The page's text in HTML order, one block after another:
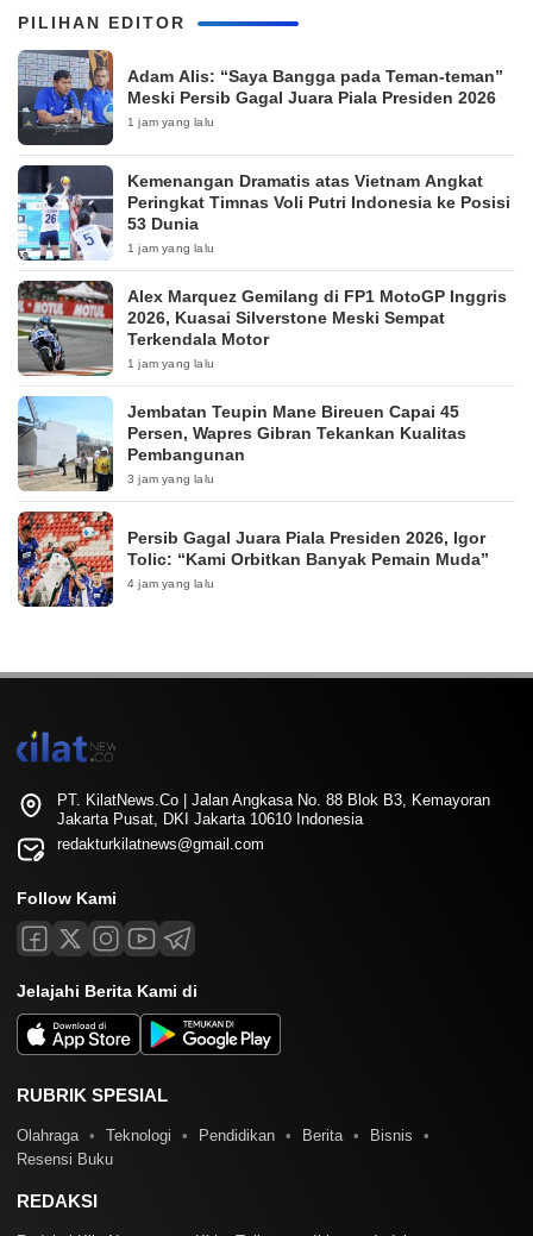
PILIHAN EDITOR
Adam Alis: “Saya Bangga pada Teman-teman”
Meski Persib Gagal Juara Piala Presiden 2026
1 jam yang lalu
Kemenangan Dramatis atas Vietnam Angkat
Peringkat Timnas Voli Putri Indonesia ke Posisi
53 Dunia
1 jam yang lalu
Alex Marquez Gemilang di FP1 MotoGP Inggris
2026, Kuasai Silverstone Meski Sempat
Terkendala Motor
1 jam yang lalu
Jembatan Teupin Mane Bireuen Capai 45
Persen, Wapres Gibran Tekankan Kualitas
Pembangunan
3 jam yang lalu
Persib Gagal Juara Piala Presiden 2026, Igor
Tolic: “Kami Orbitkan Banyak Pemain Muda”
4 jam yang lalu
PT. KilatNews.Co | Jalan Angkasa No. 88 Blok B3, Kemayoran
Jakarta Pusat, DKI Jakarta 10610 Indonesia
redakturkilatnews@gmail.com
Follow Kami
Jelajahi Berita Kami di
RUBRIK SPESIAL
Olahraga Teknologi Pendidikan Berita
Bisnis
Resensi Buku
REDAKSI